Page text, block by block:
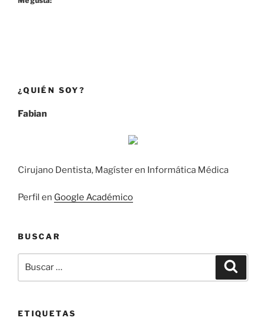
¿QUIÉN SOY?
Fabian
Cirujano Dentista, Magíster en Informática Médica
Perfil en Google Académico
BUSCAR
por:
ETIQUETAS